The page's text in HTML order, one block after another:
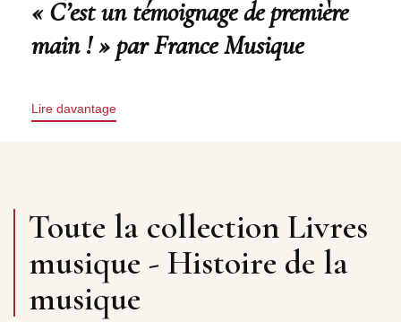
« C’est un témoignage de première
main ! » par France Musique
Lire davantage
Toute la collection Livres
musique - Histoire de la
musique